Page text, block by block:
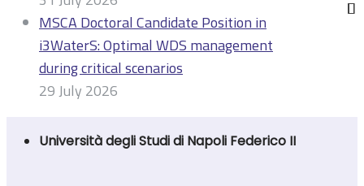
MSCA Doctoral Candidate Position in
i3WaterS: Optimal WDS management
during critical scenarios
29 July 2026
Università degli Studi di Napoli Federico II